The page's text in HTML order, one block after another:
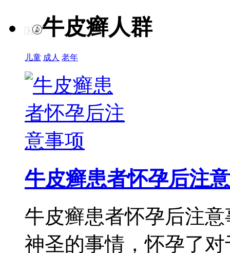
牛皮癣人群
儿童 成人 老年
牛皮癣患者怀孕后注意
牛皮癣患者怀孕后注
神圣的事情，怀孕了